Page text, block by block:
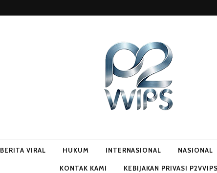
BERITA VIRAL HUKUM INTERNASIONAL NASIONAL
KONTAK KAMI KEBIJAKAN PRIVASI P2VVIPS